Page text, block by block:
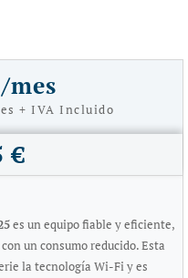
mes
+ IVA Incluido
€
es un equipo fiable y eficiente,
un consumo reducido. Esta
la tecnología Wi-Fi y es